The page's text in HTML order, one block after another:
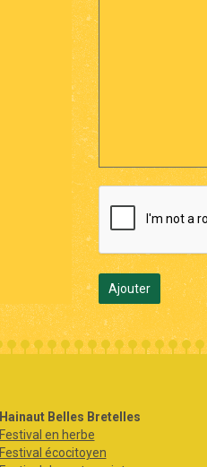
Ajouter
Hainaut Belles Bretelles
Festival en herbe
Festival écocitoyen